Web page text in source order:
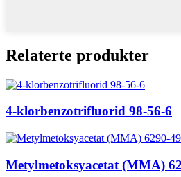
Relaterte produkter
4-klorbenzotrifluorid 98-56-6
Metylmetoksyacetat (MMA)